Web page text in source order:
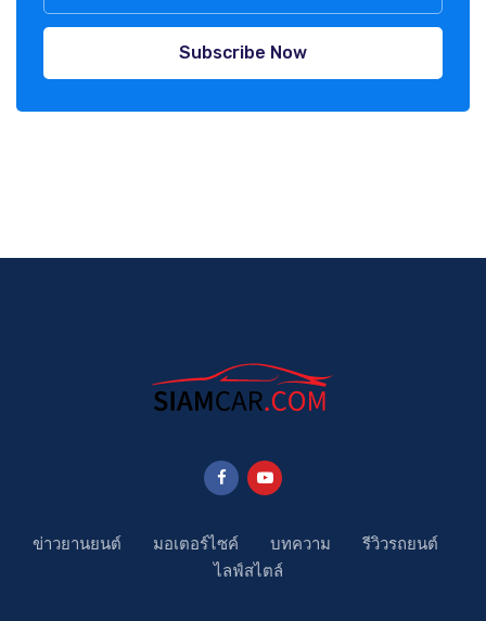
Subscribe Now
ข่าวยานยนต์ มอเตอร์ไซค์ บทความ
รีวิวรถยนต์
ไลฟ์สไตล์